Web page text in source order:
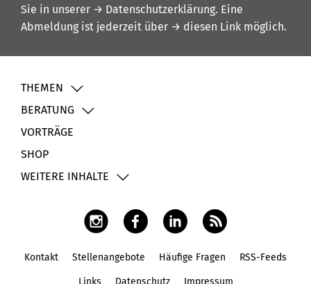
Sie in unserer → Datenschutzerklärung. Eine
Abmeldung ist jederzeit über → diesen Link möglich.
THEMEN
BERATUNG
VORTRÄGE
SHOP
WEITERE INHALTE
Kontakt Stellenangebote Häufige Fragen RSS-Feeds